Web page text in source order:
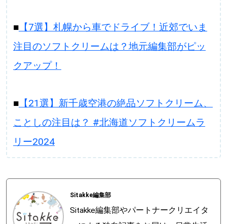
■【7選】札幌から車でドライブ！近郊でいま
注目のソフトクリームは？地元編集部がピッ
クアップ！
■【21選】新千歳空港の絶品ソフトクリーム、
ことしの注目は？ #北海道ソフトクリームラ
リー2024
Sitakke編集部
Sitakke編集部やパートナークリエイタ